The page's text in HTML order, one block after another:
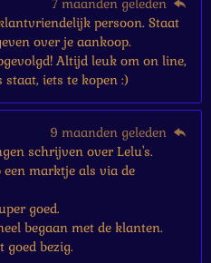
7 maanden geleden
persoon. Staat
over je aankoop.
Altijd leuk om on line,
iets te kopen :)
9 maanden geleden
schrijven over Lelu's.
marktje als via de
goed.
begaan met de klanten.
goed bezig.